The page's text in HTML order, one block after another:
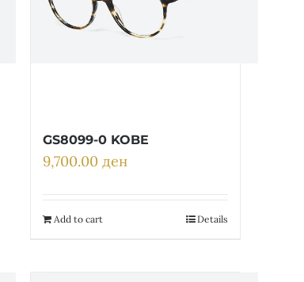
GS8099-0 KOBE
9,700.00 ден
Add to cart Details